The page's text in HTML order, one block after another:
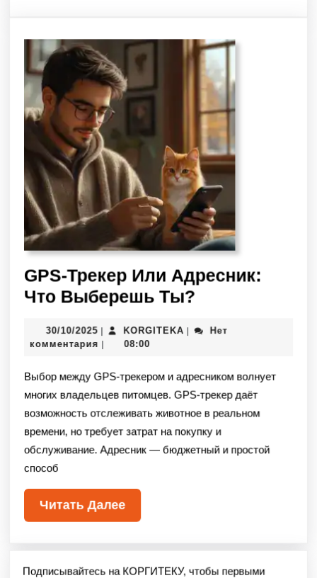
GPS-Трекер Или Адресник:
Что Выберешь Ты?
30/10/2025 | KORGITEKA |
Нет
комментария | 08:00
Выбор между GPS-трекером и адресником волнует
многих владельцев питомцев. GPS-трекер даёт
возможность отслеживать животное в реальном
времени, но требует затрат на покупку и
обслуживание. Адресник — бюджетный и простой
способ
Читать Далее
Подписывайтесь на КОРГИТЕКУ, чтобы первыми